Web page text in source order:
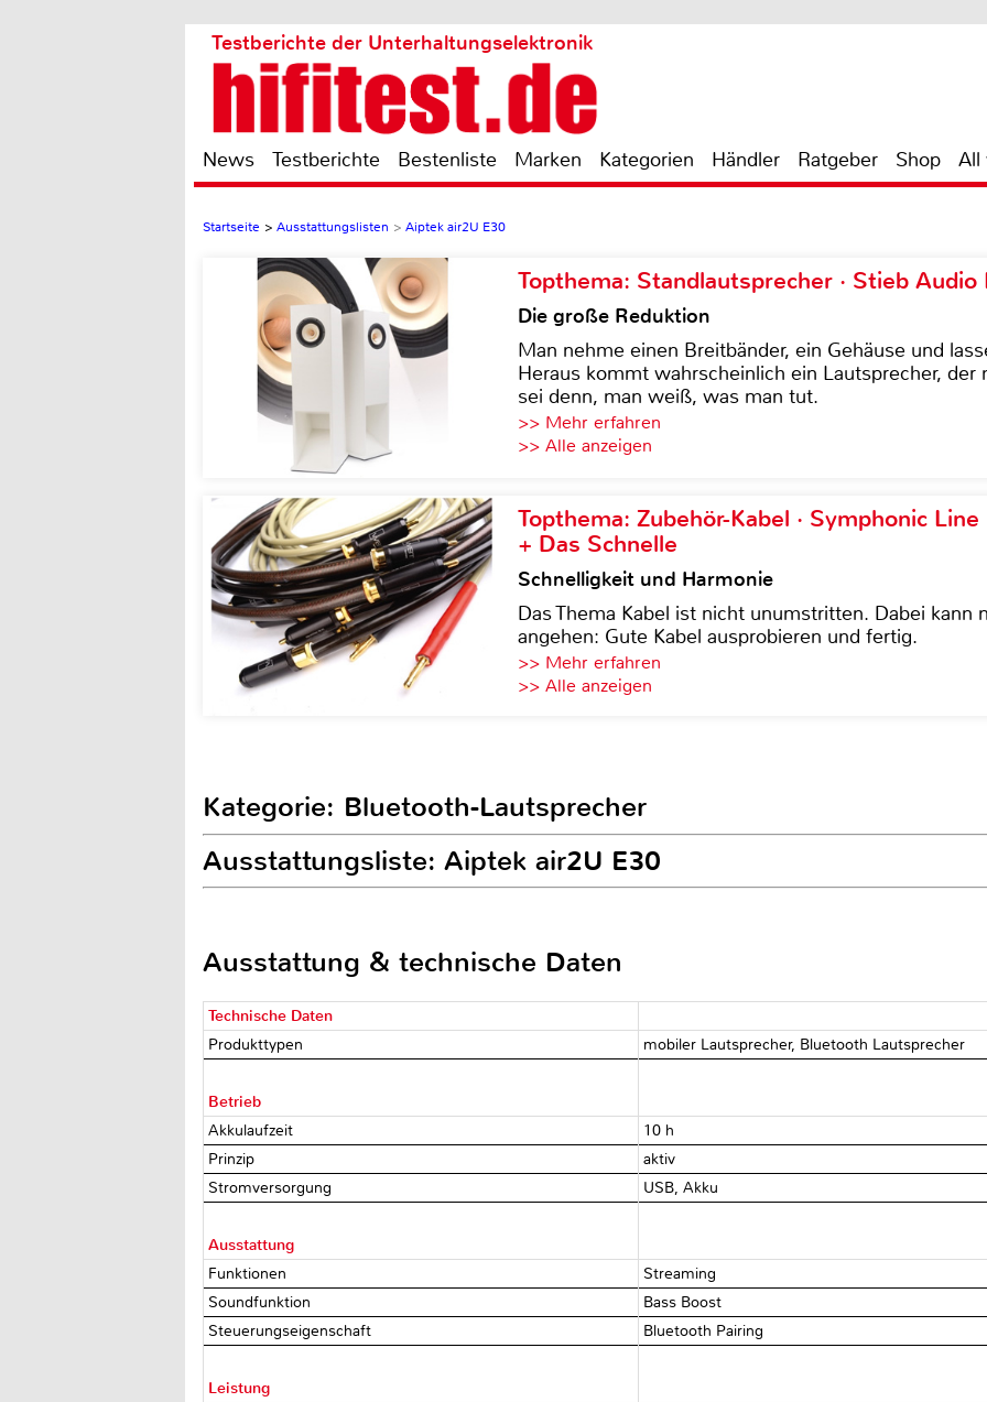
Testberichte der Unterhaltungselektronik
News Testberichte Bestenliste Marken Kategorien Händler Ratgeber Shop All
Startseite > Ausstattungslisten > Aiptek air2U E30
Topthema: Standlautsprecher · Stieb Audio
Die große Reduktion
Man nehme einen Breitbänder, ein Gehäuse und
Heraus kommt wahrscheinlich ein Lautsprecher,
sei denn, man weiß, was man tut.
>> Mehr erfahren
>> Alle anzeigen
Topthema: Zubehör-Kabel · Symphonic
+ Das Schnelle
Schnelligkeit und Harmonie
Das Thema Kabel ist nicht unumstritten. Dabei kann
angehen: Gute Kabel ausprobieren und fertig.
>> Mehr erfahren
>> Alle anzeigen
Kategorie: Bluetooth-Lautsprecher
Ausstattungsliste: Aiptek air2U E30
Ausstattung & technische Daten
Technische Daten
Produkttypen
mobiler Lautsprecher, Bluetooth Lautsprecher
Betrieb
Akkulaufzeit
10 h
Prinzip
aktiv
Stromversorgung
USB, Akku
Ausstattung
Funktionen
Streaming
Soundfunktion
Bass Boost
Steuerungseigenschaft
Bluetooth Pairing
Leistung